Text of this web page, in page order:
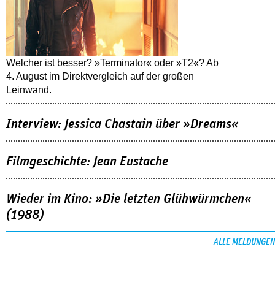
Welcher ist besser? »Terminator« oder »T2«? Ab
4. August im Direktvergleich auf der großen
Leinwand.
Interview: Jessica Chastain über »Dreams«
Filmgeschichte: Jean Eustache
Wieder im Kino: »Die letzten Glühwürmchen«
(1988)
ALLE MELDUNGEN